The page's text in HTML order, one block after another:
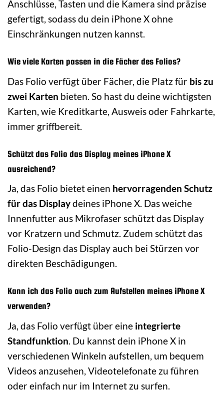
Anschlüsse, Tasten und die Kamera sind präzise
gefertigt, sodass du dein iPhone X ohne
Einschränkungen nutzen kannst.
Wie viele Karten passen in die Fächer des Folios?
Das Folio verfügt über Fächer, die Platz für bis zu
zwei Karten bieten. So hast du deine wichtigsten
Karten, wie Kreditkarte, Ausweis oder Fahrkarte,
immer griffbereit.
Schützt das Folio das Display meines iPhone X
ausreichend?
Ja, das Folio bietet einen hervorragenden Schutz
für das Displaydeines iPhone X. Das weiche
Innenfutter aus Mikrofaser schützt das Display
vor Kratzern und Schmutz. Zudem schützt das
Folio-Design das Display auch bei Stürzen vor
direkten Beschädigungen.
Kann ich das Folio auch zum Aufstellen meines iPhone X
verwenden?
Ja, das Folio verfügt über eine integrierte
Standfunktion. Du kannst dein iPhone X in
verschiedenen Winkeln aufstellen, um bequem
Videos anzusehen, Videotelefonate zu führen
oder einfach nur im Internet zu surfen.